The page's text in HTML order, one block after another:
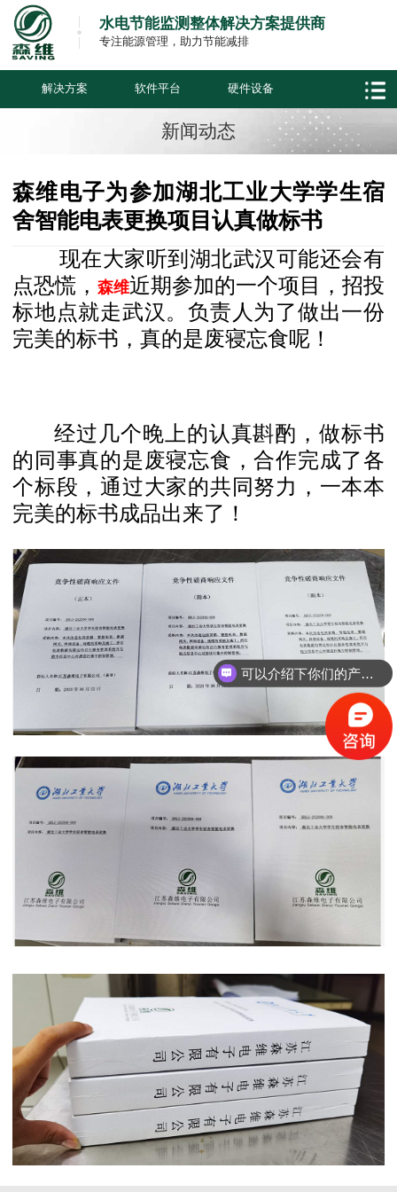
水电节能监测整体解决方案提供商
专注能源管理，助力节能减排
解决方案 软件平台 硬件设备
新闻动态
森维电子为参加湖北工业大学学生宿
舍智能电表更换项目认真做标书
现在大家听到湖北武汉可能还会有
点恐慌， 森维近期参加的一个项目，招投
标地点就走武汉。负责人为了做出一份
完美的标书，真的是废寝忘食呢！
经过几个晚上的认真斟酌，做标书
的同事真的是废寝忘食，合作完成了各
个标段，通过大家的共同努力，一本本
完美的标书成品出来了！
可以介绍下你们的产品么？